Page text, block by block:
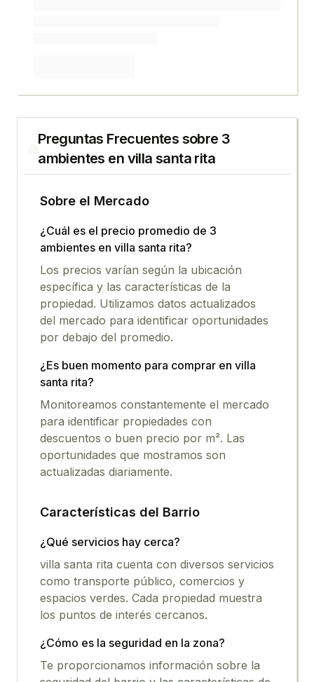
Preguntas Frecuentes sobre 3
ambientes en villa santa rita
Sobre el Mercado
¿Cuál es el precio promedio de 3
ambientes en villa santa rita?
Los precios varían según la ubicación
específica y las características de la
propiedad. Utilizamos datos actualizados
del mercado para identificar oportunidades
por debajo del promedio.
¿Es buen momento para comprar en villa
santa rita?
Monitoreamos constantemente el mercado
para identificar propiedades con
descuentos o buen precio por m². Las
oportunidades que mostramos son
actualizadas diariamente.
Características del Barrio
¿Qué servicios hay cerca?
villa santa rita cuenta con diversos servicios
como transporte público, comercios y
espacios verdes. Cada propiedad muestra
los puntos de interés cercanos.
¿Cómo es la seguridad en la zona?
Te proporcionamos información sobre la